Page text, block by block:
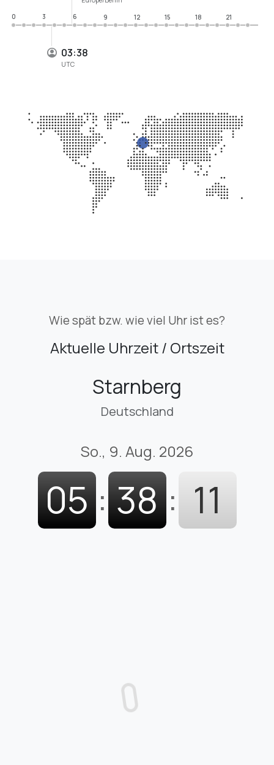
03:38
UTC
0
3 6 9 12 15 18 21
Wie spät bzw. wie viel Uhr ist es?
Aktuelle Uhrzeit / Ortszeit
Starnberg
Deutschland
So., 9. Aug. 2026
05 : 38 : 12